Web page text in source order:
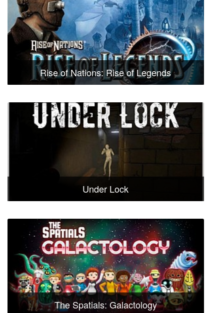
Rise of Nations: Rise of Legends
Under Lock
The Spatials: Galactology